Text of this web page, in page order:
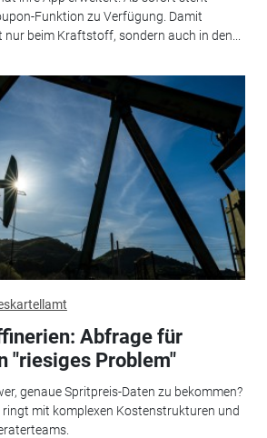
Funktion zu Verfügung. Damit
beim Kraftstoff, sondern auch in den...
Abfrage für
"riesiges Problem"
genaue Spritpreis-Daten zu bekommen?
ringt mit komplexen Kostenstrukturen und